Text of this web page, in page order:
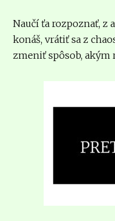
Naučí ťa rozpoznať, z
konáš, vrátiť sa z
zmeniť spôsob, akým